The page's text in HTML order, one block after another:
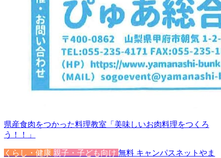
県産食肉をつかった料理教室「美味しいお肉料理をつくろ
う！！」
くらし・健康 親子・子ども向け 無料 キャンパスネットやま